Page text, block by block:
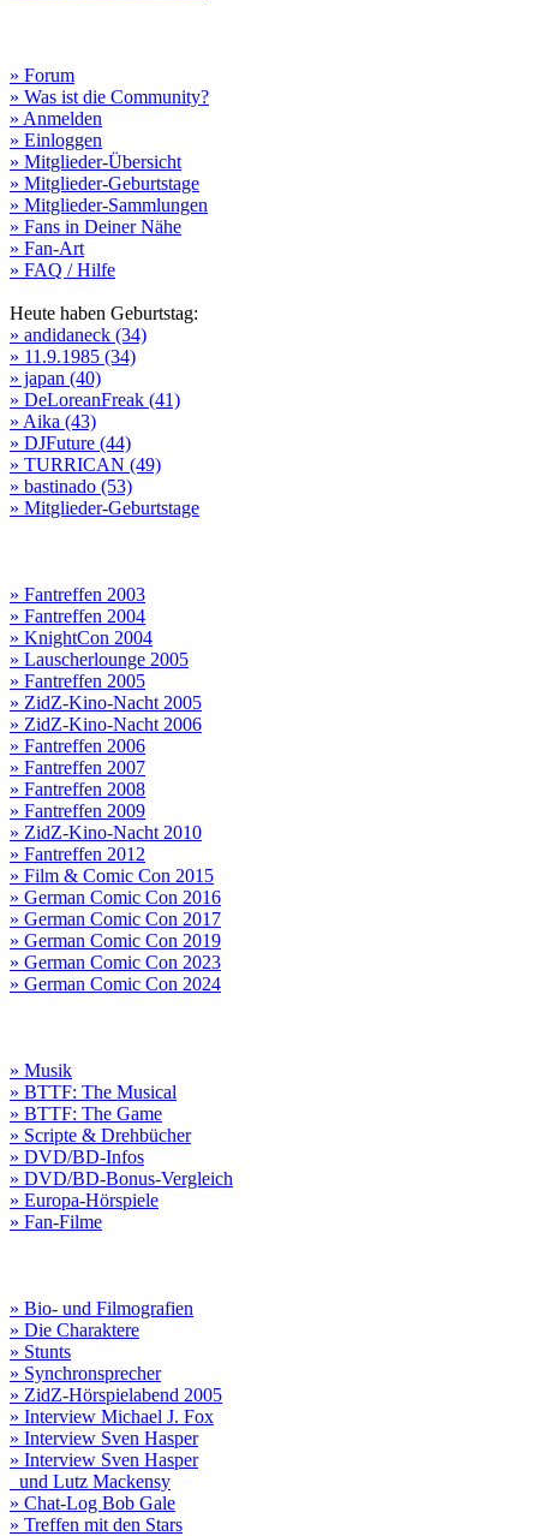
» Forum
» Was ist die Community?
» Anmelden
» Einloggen
» Mitglieder-Übersicht
» Mitglieder-Geburtstage
» Mitglieder-Sammlungen
» Fans in Deiner Nähe
» Fan-Art
» FAQ / Hilfe
Heute haben Geburtstag:
» andidaneck (34)
» 11.9.1985 (34)
» japan (40)
» DeLoreanFreak (41)
» Aika (43)
» DJFuture (44)
» TURRICAN (49)
» bastinado (53)
» Mitglieder-Geburtstage
» Fantreffen 2003
» Fantreffen 2004
» KnightCon 2004
» Lauscherlounge 2005
» Fantreffen 2005
» ZidZ-Kino-Nacht 2005
» ZidZ-Kino-Nacht 2006
» Fantreffen 2006
» Fantreffen 2007
» Fantreffen 2008
» Fantreffen 2009
» ZidZ-Kino-Nacht 2010
» Fantreffen 2012
» Film & Comic Con 2015
» German Comic Con 2016
» German Comic Con 2017
» German Comic Con 2019
» German Comic Con 2023
» German Comic Con 2024
» Musik
» BTTF: The Musical
» BTTF: The Game
» Scripte & Drehbücher
» DVD/BD-Infos
» DVD/BD-Bonus-Vergleich
» Europa-Hörspiele
» Fan-Filme
» Bio- und Filmografien
» Die Charaktere
» Stunts
» Synchronsprecher
» ZidZ-Hörspielabend 2005
» Interview Michael J. Fox
» Interview Sven Hasper
» Interview Sven Hasper
und Lutz Mackensy
» Chat-Log Bob Gale
» Treffen mit den Stars